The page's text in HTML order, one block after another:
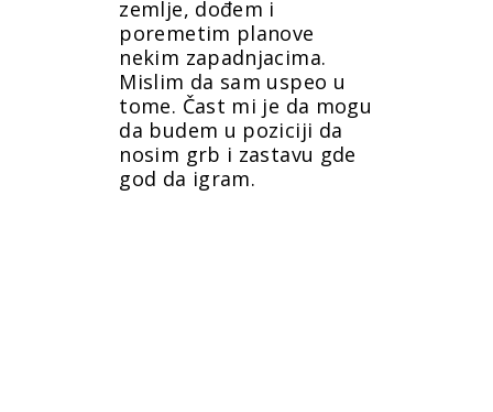
zemlje, dođem i
poremetim planove
nekim zapadnjacima.
Mislim da sam uspeo u
tome. Čast mi je da mogu
da budem u poziciji da
nosim grb i zastavu gde
god da igram.